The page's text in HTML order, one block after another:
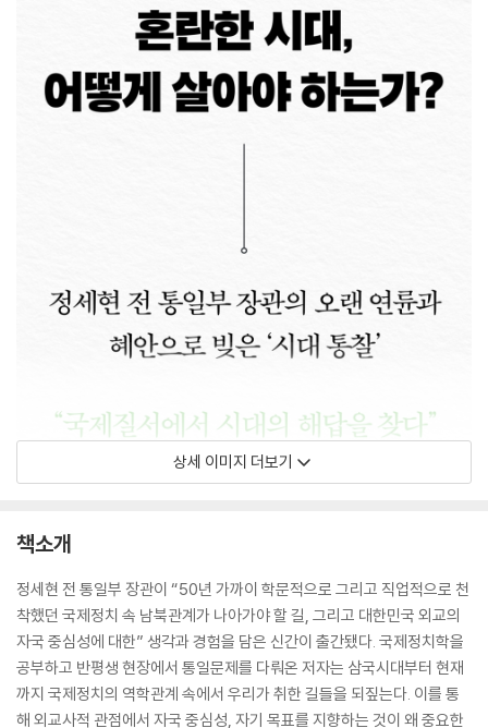
상세 이미지 더보기
책소개
정세현 전 통일부 장관이 “50년 가까이 학문적으로 그리고 직업적으로 천
착했던 국제정치 속 남북관계가 나아가야 할 길, 그리고 대한민국 외교의
자국 중심성에 대한” 생각과 경험을 담은 신간이 출간됐다. 국제정치학을
공부하고 반평생 현장에서 통일문제를 다뤄온 저자는 삼국시대부터 현재
까지 국제정치의 역학관계 속에서 우리가 취한 길들을 되짚는다. 이를 통
해 외교사적 관점에서 자국 중심성, 자기 목표를 지향하는 것이 왜 중요한